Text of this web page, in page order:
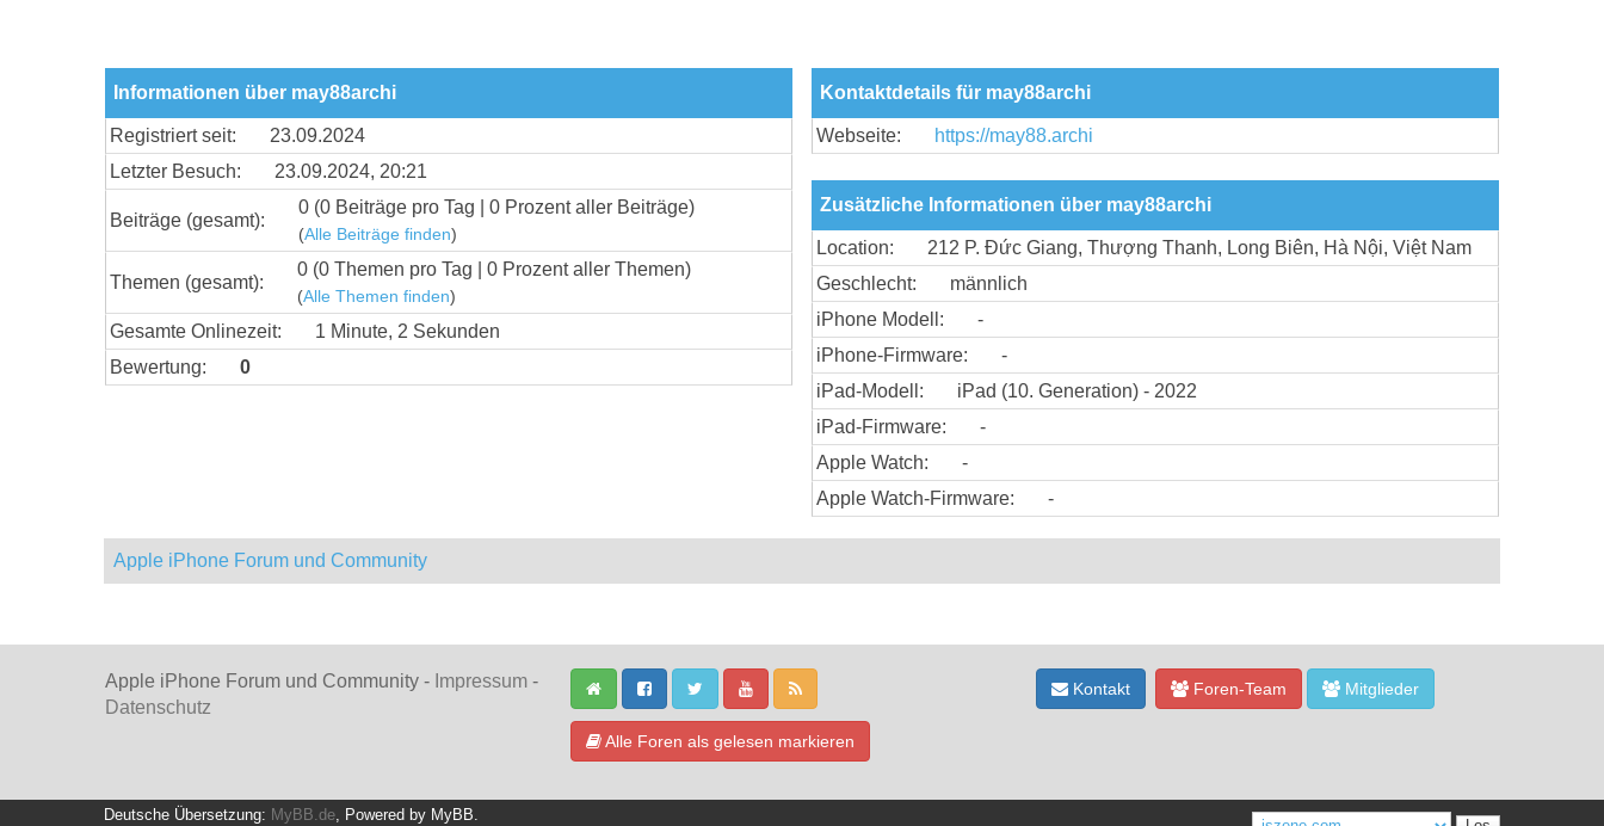
Informationen über may88archi
Registriert seit:
23.09.2024
Letzter Besuch:
23.09.2024, 20:21
Beiträge (gesamt):
0 (0 Beiträge pro Tag | 0 Prozent aller Beiträge)
(Alle Beiträge finden)
Themen (gesamt):
0 (0 Themen pro Tag | 0 Prozent aller Themen)
(Alle Themen finden)
Gesamte Onlinezeit:
1 Minute, 2 Sekunden
Bewertung:
0
Kontaktdetails für may88archi
Webseite: https://may88.archi
Zusätzliche Informationen über may88archi
Location:
212 P. Đức Giang, Thượng Thanh, Long Biên, Hà Nội, Việt Nam
Geschlecht:
männlich
iPhone Modell:
-
iPhone-Firmware:
-
iPad-Modell:
iPad (10. Generation) - 2022
iPad-Firmware:
-
Apple Watch:
-
Apple Watch-Firmware:
-
Apple iPhone Forum und Community
Apple iPhone Forum und Community - Impressum -
Datenschutz
Alle Foren als gelesen markieren
Kontakt Foren-Team Mitglieder
Deutsche Übersetzung: MyBB.de , Powered by MyBB